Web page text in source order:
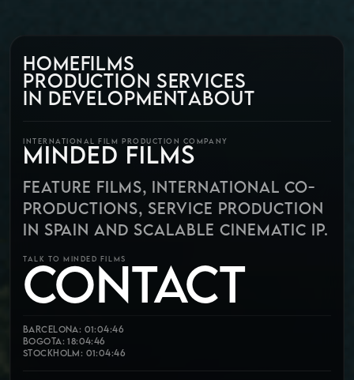
HOMEFILMS
PRODUCTION SERVICES
IN DEVELOPMENTABOUT
INTERNATIONAL FILM PRODUCTION COMPANY
MINDED FILMS
FEATURE FILMS, INTERNATIONAL CO-
PRODUCTIONS, SERVICE PRODUCTION
IN SPAIN AND SCALABLE CINEMATIC IP.
TALK TO MINDED FILMS
CONTACT
Barcelona: 01:04:47
Bogota: 18:04:47
Stockholm: 01:04:47